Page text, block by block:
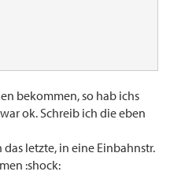
bekommen, so hab ichs
ok. Schreib ich die eben
letzte, in eine Einbahnstr.
:shock: